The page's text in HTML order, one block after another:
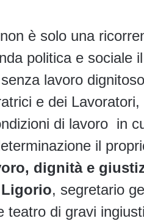
è solo una
politica e sociale
lavoro
e dei Lavoratori,
di lavoro in
il
dignità e
, segretario
teatro di gravi